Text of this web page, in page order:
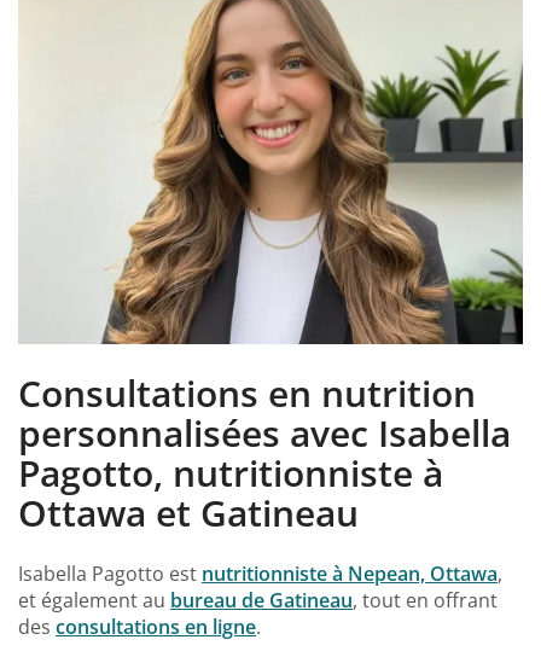
Consultations en nutrition
personnalisées avec Isabella
Pagotto, nutritionniste à
Ottawa et Gatineau
Isabella Pagotto est nutritionniste à Nepean, Ottawa,
et également au bureau de Gatineau, tout en offrant
des consultations en ligne.